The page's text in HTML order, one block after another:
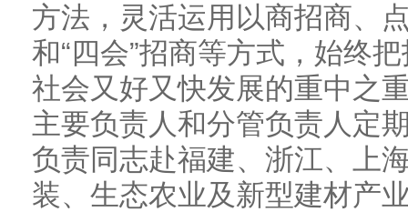
方法，灵活运用以商招商、
和“四会”招商等方式，始终
社会又好又快发展的重中之
主要负责人和分管负责人定
负责同志赴福建、浙江、上
装、生态农业及新型建材产